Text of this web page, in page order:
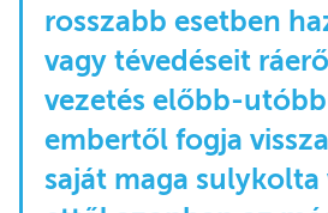
rosszabb esetben
vagy tévedéseit
vezetés előbb-
embertől fogja
saját maga